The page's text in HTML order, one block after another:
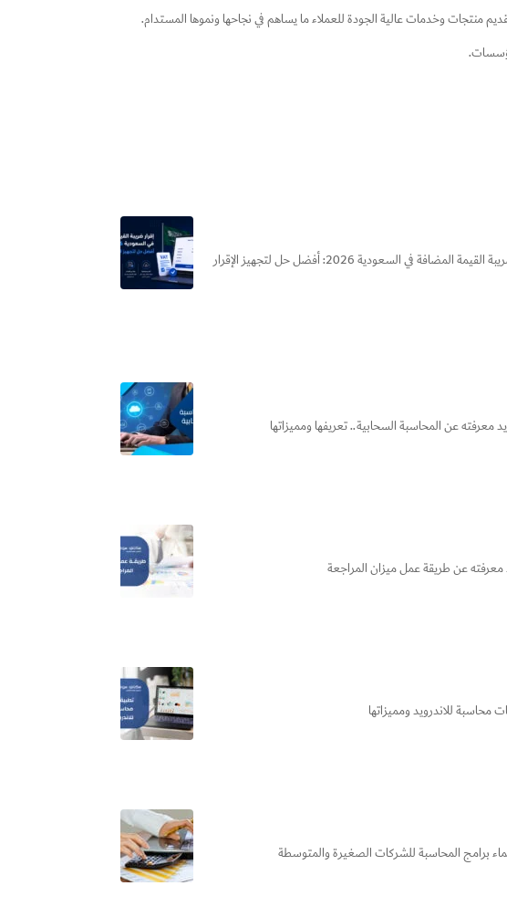
وخدمات عالية الجودة للعملاء ما يساهم في نجاحها ونموها المستدام.
هل بتضيع وقتك كل فترة ضريبية في إعداد إقرار ضريبة القيمة المضافة؟ الحقيقة إن الأخطاء البسيطة في الإقرار ممكن تكلفك... إقرار ضريبة القيمة المضافة في السعودية 2026: أفضل حل لتجهيز الإقرار
معرفته عن المحاسبة السحابية​.. تعريفها ومميزاتها
معرفته عن طريقة عمل ميزان المراجعة
محاسبة للاندرويد ومميزاتها
برامج المحاسبة للشركات الصغيرة والمتوسطة